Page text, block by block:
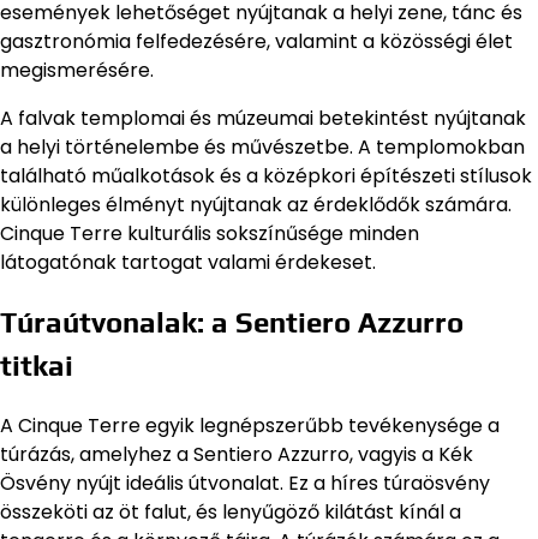
események lehetőséget nyújtanak a helyi zene, tánc és
gasztronómia felfedezésére, valamint a közösségi élet
megismerésére.
A falvak templomai és múzeumai betekintést nyújtanak
a helyi történelembe és művészetbe. A templomokban
található műalkotások és a középkori építészeti stílusok
különleges élményt nyújtanak az érdeklődők számára.
Cinque Terre kulturális sokszínűsége minden
látogatónak tartogat valami érdekeset.
Túraútvonalak: a Sentiero Azzurro
titkai
A Cinque Terre egyik legnépszerűbb tevékenysége a
túrázás, amelyhez a Sentiero Azzurro, vagyis a Kék
Ösvény nyújt ideális útvonalat. Ez a híres túraösvény
összeköti az öt falut, és lenyűgöző kilátást kínál a